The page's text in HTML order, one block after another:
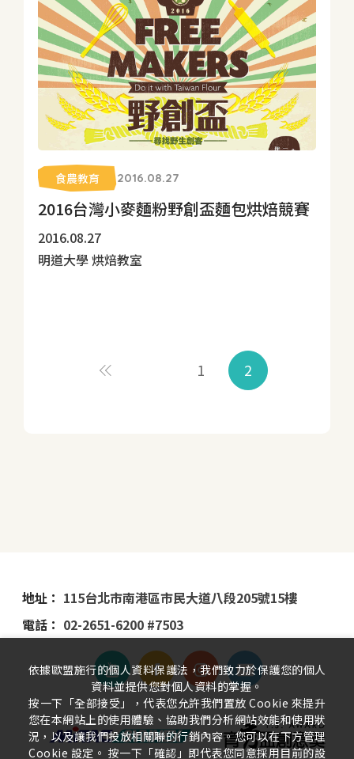
食農教育 2016.08.27
2016台灣小麥麵粉野創盃麵包烘焙競賽
2016.08.27
明道大學 烘焙教室
1 2
地址： 115台北市南港區市民大道八段205號15樓
電話： 02-2651-6200 #7503
依據歐盟施行的個人資料保護法，我們致力於保護您的個人
資料並提供您對個人資料的掌握。
按一下「全部接受」，代表您允許我們置放 Cookie 來提升
您在本網站上的使用體驗、協助我們分析網站效能和使用狀
況，以及讓我們投放相關聯的行銷內容。您可以在下方管理
Cookie 設定。 按一下「確認」即代表您同意採用目前的設